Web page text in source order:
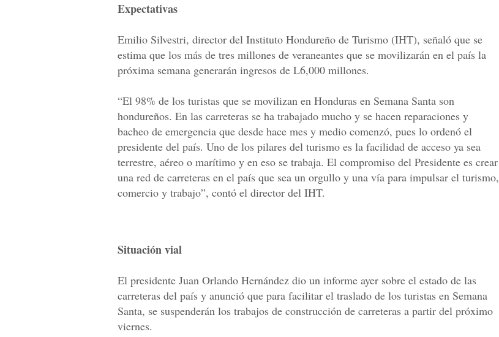
Expectativas
Emilio Silvestri, director del Instituto Hondureño de Turismo (IHT), señaló que se
estima que los más de tres millones de veraneantes que se movilizarán en el país la
próxima semana generarán ingresos de L6,000 millones.
“El 98% de los turistas que se movilizan en Honduras en Semana Santa son
hondureños. En las carreteras se ha trabajado mucho y se hacen reparaciones y
bacheo de emergencia que desde hace mes y medio comenzó, pues lo ordenó el
presidente del país. Uno de los pilares del turismo es la facilidad de acceso ya sea
terrestre, aéreo o marítimo y en eso se trabaja. El compromiso del Presidente es crear
una red de carreteras en el país que sea un orgullo y una vía para impulsar el turismo,
comercio y trabajo”, contó el director del IHT.
Situación vial
El presidente Juan Orlando Hernández dio un informe ayer sobre el estado de las
carreteras del país y anunció que para facilitar el traslado de los turistas en Semana
Santa, se suspenderán los trabajos de construcción de carreteras a partir del próximo
viernes.